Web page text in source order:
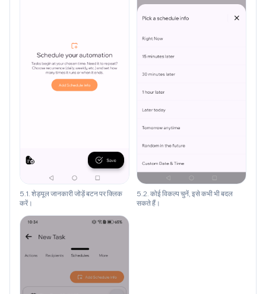
5.1. शेड्यूल जानकारी जोड़ें बटन पर क्लिक
करें।
5.2. कोई विकल्प चुनें, इसे कभी भी बदल
सकते हैं।